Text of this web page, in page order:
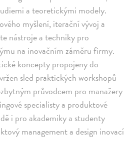
a teoretickými modely.
myšlení, iterační vývoj a
nástroje a techniky pro
na inovačním záměru firmy.
koncepty propojeny do
sled praktických workshopů
průvodcem pro manažery
specialisty a produktové
i pro akademiky a studenty
management a design inovací